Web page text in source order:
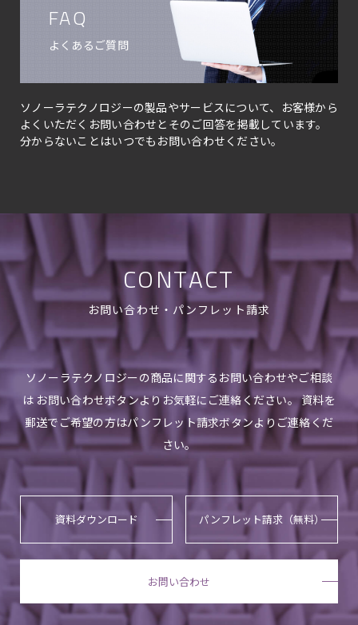
FAQ
よくあるご質問
ソノーラテクノロジーの製品やサービスについて、お客様から
よくいただくお問い合わせとそのご回答を掲載しています。
分からないことはいつでもお問い合わせください。
CONTACT
お問い合わせ・パンフレット請求
ソノーラテクノロジーの商品に関するお問い合わせやご相談
は お問い合わせボタンよりお気軽にご連絡ください。 資料を
郵送でご希望の方はパンフレット請求ボタンよりご連絡くだ
さい。
資料ダウンロード パンフレット請求（無料）
お問い合わせ